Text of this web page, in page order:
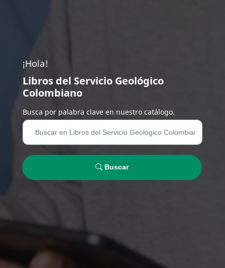
¡Hola!
Libros del Servicio Geológico
Colombiano
Busca por palabra clave en nuestro catálogo.
Buscar